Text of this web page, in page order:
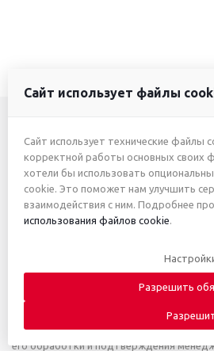
+7 (3412) 46-
+7 (912) 746-
Приведённые цены и характеристики
исключительно ознакомительный
публичной офертой. Автоматическое
получении заказа не является
договора купли-продажи. Заказ
его обработки и подтверждения
Сайт использует файлы
Сайт использует технические файлы
корректной работы основных своих
хотели бы использовать
cookie. Это поможет нам улучшить
взаимодействия с ним. Подробнее
использования файлов cookie.
Разрешить